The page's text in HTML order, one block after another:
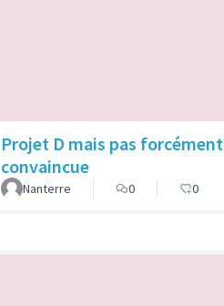
Projet D mais pas forcément
convaincue
Nanterre 0 0